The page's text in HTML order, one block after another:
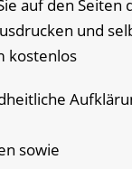
auf den Seiten
und
kostenlos
sowie